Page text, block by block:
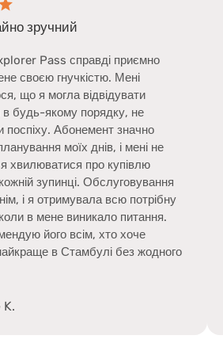
не
не
жодного
Я трохи
пропуску, але
найкращим рішенням.
час, досліджуючи
усе неймовірно
привітним і
виникали запитання.
все було без зайвих
Kastor F.